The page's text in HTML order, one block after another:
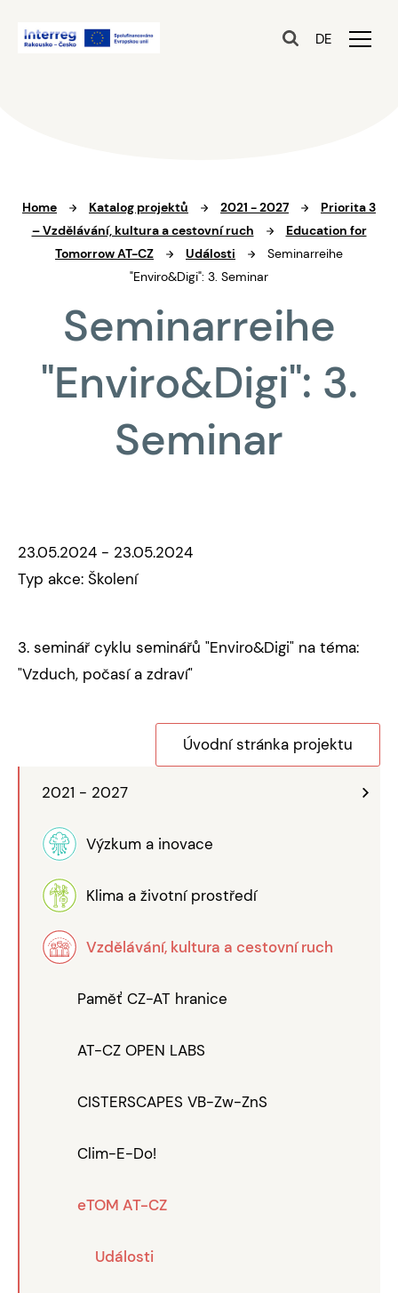
DE
Home Katalog projektů 2021 - 2027
Priorita 3
– Vzdělávání, kultura a cestovní ruch
Education for
Tomorrow AT-CZ
Události
Seminarreihe
"Enviro&Digi": 3. Seminar
Seminarreihe
"Enviro&Digi": 3.
Seminar
2021 - 2027
Výzkum a inovace
Klima a životní prostředí
Vzdělávání, kultura a cestovní ruch
Paměť CZ-AT hranice
AT-CZ OPEN LABS
CISTERSCAPES VB-Zw-ZnS
Clim-E-Do!
eTOM AT-CZ
Události
23.05.2024 - 23.05.2024
Typ akce: Školení
3. seminář cyklu seminářů "Enviro&Digi" na téma:
"Vzduch, počasí a zdraví"
Úvodní stránka projektu